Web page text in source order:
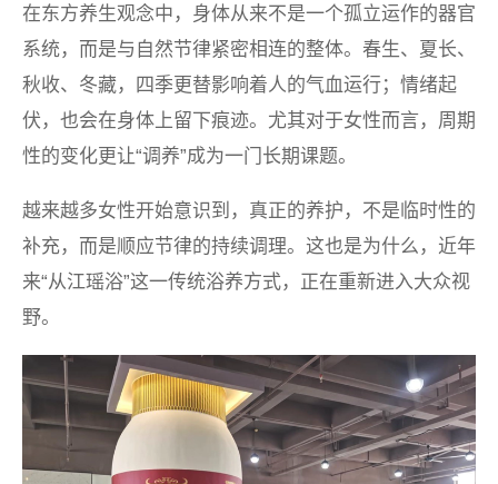
在东方养生观念中，身体从来不是一个孤立运作的器官
系统，而是与自然节律紧密相连的整体。春生、夏长、
秋收、冬藏，四季更替影响着人的气血运行；情绪起
伏，也会在身体上留下痕迹。尤其对于女性而言，周期
性的变化更让“调养”成为一门长期课题。
越来越多女性开始意识到，真正的养护，不是临时性的
补充，而是顺应节律的持续调理。这也是为什么，近年
来“从江瑶浴”这一传统浴养方式，正在重新进入大众视
野。